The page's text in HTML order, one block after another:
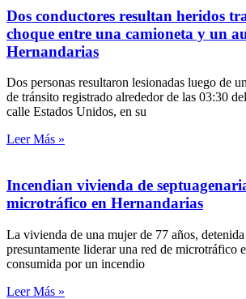
Dos conductores resultan heridos
choque entre una camioneta y un
Hernandarias
Dos personas resultaron lesionadas luego de
de tránsito registrado alrededor de las 03:30
calle Estados Unidos, en su
Leer Más »
Incendian vivienda de
microtráfico en Hernandarias
La vivienda de una mujer de 77 años, detenida
presuntamente liderar una red de microtráfico
consumida por un incendio
Leer Más »